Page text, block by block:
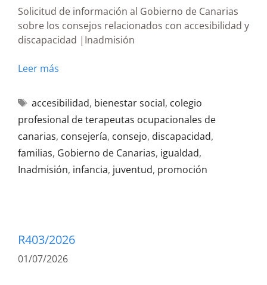
Solicitud de información al Gobierno de Canarias
sobre los consejos relacionados con accesibilidad y
discapacidad |Inadmisión
Leer más
accesibilidad, bienestar social, colegio
profesional de terapeutas ocupacionales de
canarias, consejería, consejo, discapacidad,
familias, Gobierno de Canarias, igualdad,
Inadmisión, infancia, juventud, promoción
R403/2026
01/07/2026